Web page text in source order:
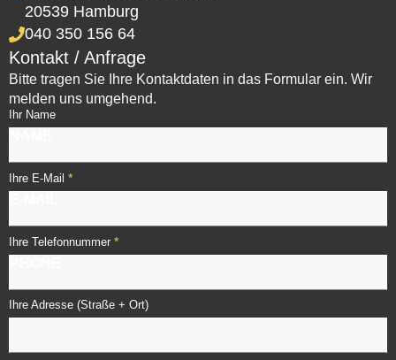
20539 Hamburg
040 350 156 64
Kontakt / Anfrage
Bitte tragen Sie Ihre Kontaktdaten in das Formular ein. Wir
melden uns umgehend.
Ihr Name
Ihre E-Mail *
Ihre Telefonnummer *
Ihre Adresse (Straße + Ort)